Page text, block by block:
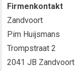
Firmenkontakt
Zandvoort
Pim Huijsmans
Trompstraat 2
2041 JB Zandvoort